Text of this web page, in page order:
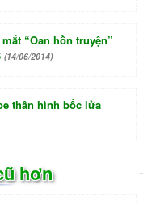
“Oan hồn truyện”
(14/06/2014)
thân hình bốc lửa
hơn